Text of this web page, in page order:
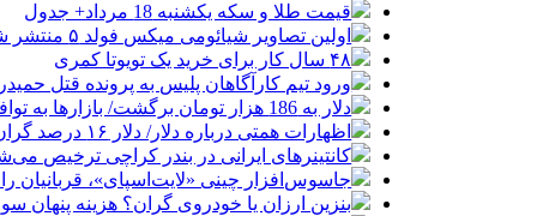
قیمت طلا و سکه یکشنبه 18 مرداد+ جدول
اولین تصاویر شیائومی میکس فولد ۵ منتشر شد
۴۸ سال کار برای خرید یک تویوتا کمری
ورود تیم کارآگاهان پلیس به پرونده قتل
دلار به 186 هزار تومان برگشت/ بازارها به توافق احتمالی هرمز چه واکنشی نشان دادند؟
اظهارات همتی درباره دلار/ دلار ۱۶ درصد گران شده؛ این افزایش طبیعی است
کانتینرهای ایرانی در بندر کراچی ترخیص می‌شود| تخفیف ۸۰ درصدی برای
جاسوس‌افزار چینی «لایت‌اسپای»، قربانیان را در ۱۳ کشور ازجمله آمریکا
بنزین ارزان یا خودروی گران؟ هزینه